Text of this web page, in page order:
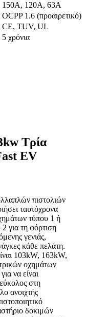
150Α, 120Α, 63Α
OCPP 1.6 (προαιρετικό)
CE, TUV, UL
5 χρόνια
Τρία
EV
πιστολιών
ταυτόχρονα
τύπου 1 ή
για τη φόρτιση
γενιάς,
κάθε πελάτη.
103kW, 163kW,
οχημάτων
να είναι
στη
ανοιχτής
δοκιμών